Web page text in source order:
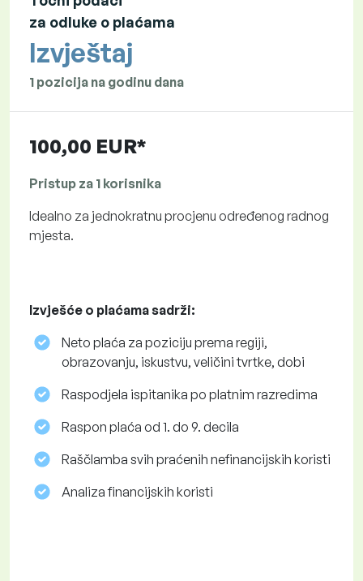
za odluke o plaćama
Izvještaj
1 pozicija na godinu dana
100,00 EUR*
Pristup za 1 korisnika
Idealno za jednokratnu procjenu određenog radnog
mjesta.
Izvješće o plaćama sadrži:
Neto plaća za poziciju prema regiji,
obrazovanju, iskustvu, veličini tvrtke, dobi
Raspodjela ispitanika po platnim razredima
Raspon plaća od 1. do 9. decila
Raščlamba svih praćenih nefinancijskih koristi
Analiza financijskih koristi